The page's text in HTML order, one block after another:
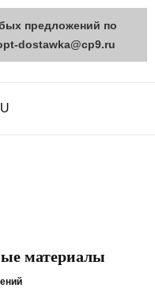
материалы
предложений по
dostawka@cp9.ru